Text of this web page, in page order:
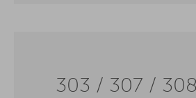
303 / 307 / 308